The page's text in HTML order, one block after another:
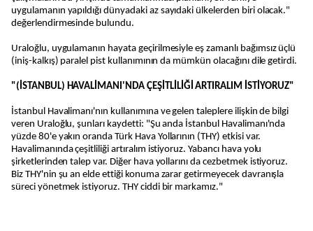
uygulamanın yapıldığı dünyadaki az sayıdaki ülkelerden biri olacak."
değerlendirmesinde bulundu.
Uraloğlu, uygulamanın hayata geçirilmesiyle eş zamanlı bağımsız üçlü
(iniş-kalkış) paralel pist kullanımının da mümkün olacağını dile getirdi.
"(İSTANBUL) HAVALİMANI'NDA ÇEŞİTLİLİĞİ ARTIRALIM İSTİYORUZ"
İstanbul Havalimanı'nın kullanımına ve gelen taleplere ilişkin de bilgi
veren Uraloğlu, şunları kaydetti: "Şu anda İstanbul Havalimanı'nda
yüzde 80'e yakın oranda Türk Hava Yollarının (THY) etkisi var.
Havalimanında çeşitliliği artıralım istiyoruz. Yabancı hava yolu
şirketlerinden talep var. Diğer hava yollarını da cezbetmek istiyoruz.
Biz THY'nin şu an elde ettiği konuma zarar getirmeyecek davranışla
süreci yönetmek istiyoruz. THY ciddi bir markamız."